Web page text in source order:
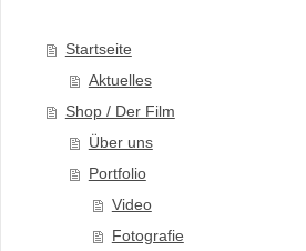
Startseite
Aktuelles
Shop / Der Film
Über uns
Portfolio
Video
Fotografie